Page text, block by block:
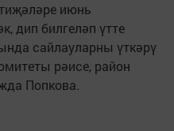
июнь
дип билгеләп үтте
сайлауларны үткәрү
рәисе, район
Попкова.